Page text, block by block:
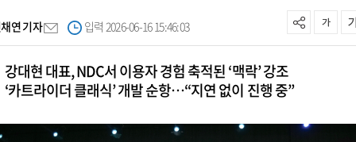
연 기자 입력 2026-06-16 15:46:03
강대현 대표, NDC서 이용자 경험 축적된 ‘맥락’ 강조
‘카트라이더 클래식’ 개발 순항…“지연 없이 진행 중”